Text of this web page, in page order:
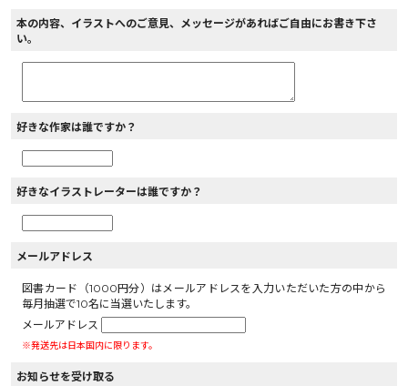
本の内容、イラストへのご意見、メッセージがあればご自由にお書き下さ
い。
好きな作家は誰ですか？
好きなイラストレーターは誰ですか？
メールアドレス
図書カード（1000円分）はメールアドレスを入力いただいた方の中から
毎月抽選で10名に当選いたします。
メールアドレス
※発送先は日本国内に限ります。
お知らせを受け取る